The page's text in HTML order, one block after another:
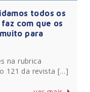
todos os
com que os
para
na rubrica
121 da revista […]